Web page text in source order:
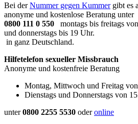
Bei derNummer gegen Kummergibt es
anonyme und kostenlose Beratung unter
0800 111 0 550 montags bis freitags
und donnerstags bis 19 Uhr.
in ganz Deutschland.
Hilfetelefon sexueller Missbrauch
Anonyme und kostenfreie Beratung
Montag, Mittwoch und Freitag
Dienstags und Donnerstags von
unter0800 2255 5530 oderonline